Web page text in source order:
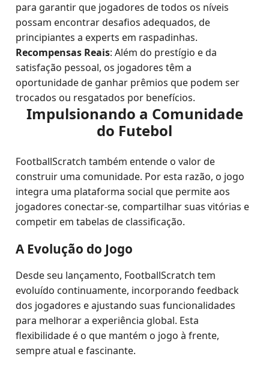
para garantir que jogadores de todos os níveis
possam encontrar desafios adequados, de
principiantes a experts em raspadinhas.
Recompensas Reais: Além do prestígio e da
satisfação pessoal, os jogadores têm a
oportunidade de ganhar prêmios que podem ser
trocados ou resgatados por benefícios.
Impulsionando a Comunidade
do Futebol
FootballScratch também entende o valor de
construir uma comunidade. Por esta razão, o jogo
integra uma plataforma social que permite aos
jogadores conectar-se, compartilhar suas vitórias e
competir em tabelas de classificação.
A Evolução do Jogo
Desde seu lançamento, FootballScratch tem
evoluído continuamente, incorporando feedback
dos jogadores e ajustando suas funcionalidades
para melhorar a experiência global. Esta
flexibilidade é o que mantém o jogo à frente,
sempre atual e fascinante.